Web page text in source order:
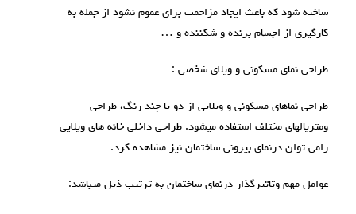
ساخته شود که باعث ایجاد مزاحمت برای عموم نشود از جمله به
کارگیری از اجسام برنده و شکننده و …
طراحی نمای مسکونی و ویلای شخصی :
طراحی نماهای مسکونی و ویلایی از دو یا چند رنگ، طراحی
ومتریالهای مختلف استفاده میشود. طراحی داخلی خانه های ویلایی
رامی توان درنمای بیرونی ساختمان نیز مشاهده کرد.
عوامل مهم وتاثیرگذار درنمای ساختمان به ترتیب ذیل میباشد: